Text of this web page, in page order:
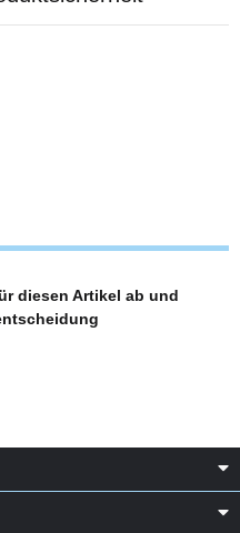
diesen Artikel ab und